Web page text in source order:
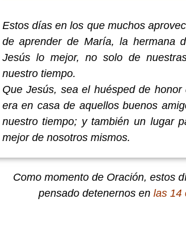
Estos días en los que muchos
de aprender de María, la hermana
Jesús lo mejor, no solo de
nuestro tiempo.
Que Jesús, sea el huésped de
era en casa de aquellos buenos
nuestro tiempo; y también un lugar
mejor de nosotros mismos.
Como momento de Oración, estos
pensado detenernos en las 14